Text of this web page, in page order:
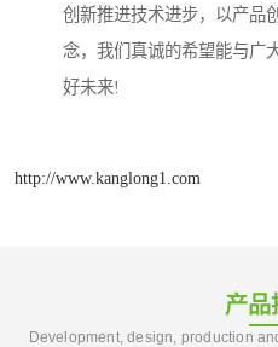
创新推进技术进步，以产品
念，我们真诚的希望能与广
好未来!
http://www.kanglong1.com
产品
Development, design, production